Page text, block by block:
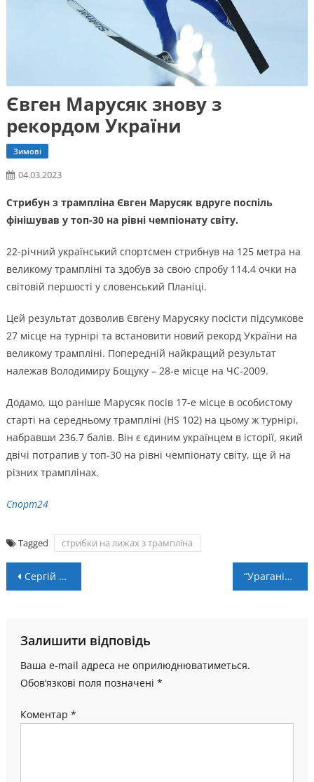
Євген Марусяк знову з
рекордом України
Зимові
04.03.2023
Стрибун з трампліна Євген Марусяк вдруге поспіль
фінішував у топ-30 на рівні чемпіонату світу.
22-річний український спортсмен стрибнув на 125 метра на
великому трампліні та здобув за свою спробу 114.4 очки на
світовій першості у словенський Планіці.
Цей результат дозволив Євгену Марусяку посісти підсумкове
27 місце на турнірі та встановити новий рекорд України на
великому трампліні. Попередній найкращий результат
належав Володимиру Бощуку – 28-е місце на ЧС-2009.
Додамо, що раніше Марусяк посів 17-е місце в особистому
старті на середньому трампліні (HS 102) на цьому ж турнірі,
набравши 236.7 балів. Він є єдиним українцем в історії, який
двічі потрапив у топ-30 на рівні чемпіонату світу, ще й на
різних трамплінах.
Спорт24
Tagged стрибки на лижах з трампліна
Навігація
Сергій Аврахов: “Добре підготувались, будем намагатись вигравати” “Ураганівець” Даниїл Абакшин двічі забив збірній Польщі
Залишити відповідь
Ваша e-mail адреса не оприлюднюватиметься.
Обов’язкові поля позначені *
Коментар *